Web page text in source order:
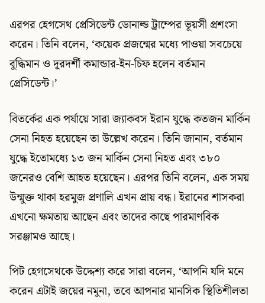
এরপর হেগসেথ প্রেসিডেন্ট ডোনাল্ড ট্রাম্পের ভূয়সী প্রশংসা
করেন। তিনি বলেন, ‘কয়েক প্রজন্মের মধ্যে পাওয়া সবচেয়ে
বুদ্ধিমান ও দূরদর্শী কমান্ডার-ইন-চিফ হলেন বর্তমান
প্রেসিডেন্ট।’
বিতর্কের এক পর্যায়ে সারা জ্যাকবস ইরান যুদ্ধে কতজন মার্কিন
সেনা নিহত হয়েছেন তা উল্লেখ করেন। তিনি জানান, বর্তমান
যুদ্ধে ইতোমধ্যে ১৩ জন মার্কিন সেনা নিহত এবং ৩৮০
জনেরও বেশি আহত হয়েছেন। এরপর তিনি বলেন, এক সময়
উন্মুক্ত থাকা হরমুজ প্রণালি এখন প্রায় বন্ধ। ইরানের শাসকরা
এখনো ক্ষমতায় আছেন এবং তাদের কাছে পারমাণবিক
সরঞ্জামও আছে।
পিট হেগসেথকে উদ্দেশ্য করে সারা বলেন, ‘আপনি যদি মনে
করেন এটাই জয়ের নমুনা, তবে আপনার মানসিক স্থিতিশীলতা